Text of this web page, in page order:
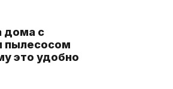
дома с
пылесосом
это удобно